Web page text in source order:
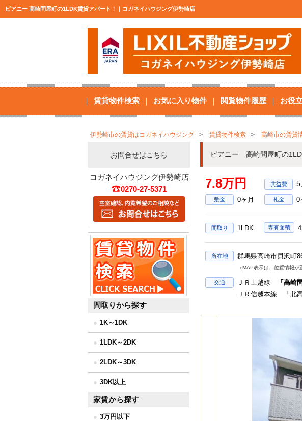
ピアニー 高崎問屋町の1LDK賃貸アパート！｜コガネイハウジング伊勢崎店
賃貸物件検索 お気に入り物件 閲覧物件履歴 お役
伊勢崎市の賃貸はコガネイハウジング 賃貸物件検索 高崎市の賃貸
ピアニー 高崎問屋町の
7.8万円
敷金 0ヶ月 礼金 0
間取り 1LDK 専有面積
所在地 群馬県高崎市貝沢町
（MAP表示は、位置情報
交通 ＪＲ上越線 「高崎
ＪＲ信越本線 「北
お問合せはこちら
コガネイハウジング伊勢崎店
0270-27-5371
間取りから探す
1K～1DK
1LDK～2DK
2LDK～3DK
3DK以上
家賃から探す
3万円以下